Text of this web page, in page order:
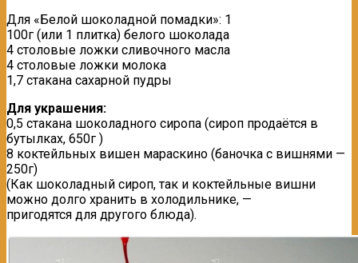
Для «Белой шоколадной помадки»: 1
100г (или 1 плитка) белого шоколада
4 столовые ложки сливочного масла
4 столовые ложки молока
1,7 стакана сахарной пудры
Для украшения:
0,5 стакана шоколадного сиропа (сироп продаётся в
бутылках, 650г )
8 коктейльных вишен мараскино (баночка с вишнями —
250г)
(Как шоколадный сироп, так и коктейльные вишни
можно долго хранить в холодильнике, —
пригодятся для другого блюда).